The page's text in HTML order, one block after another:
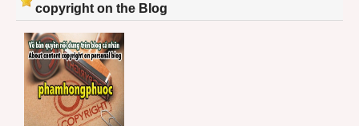
copyright on the Blog